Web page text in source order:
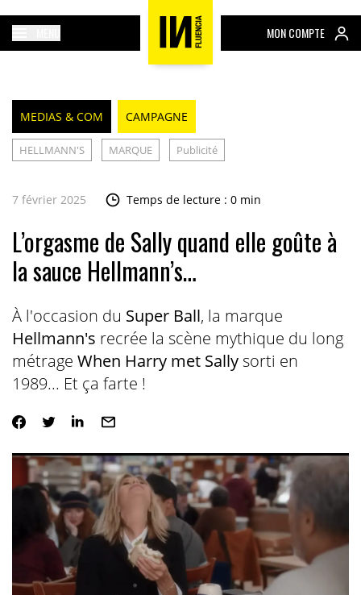
MON COMPTE
MEDIAS & COM CAMPAGNE
HELLMANN'S MARQUE Publicité
7 février 2025 Temps de lecture : 0 min
L’orgasme de Sally quand elle goûte à
la sauce Hellmann’s…
À l'occasion du Super Ball, la marque
Hellmann's recrée la scène mythique du long
métrage When Harry met Sallysorti en
1989... Et ça farte !